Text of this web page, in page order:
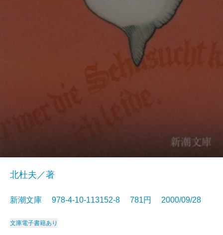
北杜夫／著
新潮文庫 978-4-10-113152-8 781円 2000/09/28
文庫電子書籍あり